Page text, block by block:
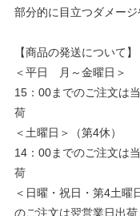
部分的に目立つダメー
【商品の発送について】
＜平日 月～金曜日＞
15：00までのご注文は
荷
＜土曜日＞（第4休）
14：00までのご注文は
荷
＜日曜・祝日・第4土曜
のご注文は翌営業日出荷